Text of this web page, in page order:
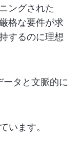
ングされた
格な要件が求
するのに理想
ータと文脈的に
います。